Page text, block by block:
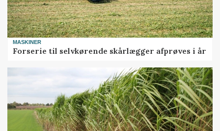
MASKINER
Forserie til selvkørende skårlægger afprøves i år